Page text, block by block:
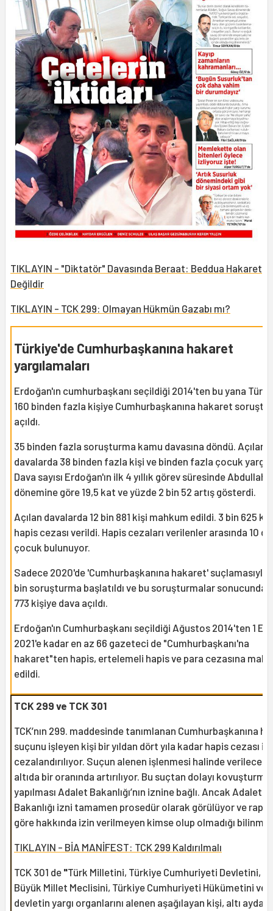
TIKLAYIN - "Diktatör" Davasında Beraat: Beddua Hakaret
Değildir
TIKLAYIN - TCK 299: Olmayan Hükmün Gazabı mı?
Türkiye'de Cumhurbaşkanına hakaret
yargılamaları
Erdoğan'ın cumhurbaşkanı seçildiği 2014'ten bu yana
160 binden fazla kişiye Cumhurbaşkanına hakaret
açıldı.
35 binden fazla soruşturma kamu davasına döndü. Açılan
davalarda 38 binden fazla kişi ve binden fazla çocuk
Dava sayısı Erdoğan'ın ilk 4 yıllık görev süresinde Abdullah
dönemine göre 19,5 kat ve yüzde 2 bin 52 artış gösterdi.
Açılan davalarda 12 bin 881 kişi mahkum edildi. 3 bin 625
hapis cezası verildi. Hapis cezaları verilenler arasında 10 da
çocuk bulunuyor.
Sadece 2020'de 'Cumhurbaşkanına hakaret' suçlamasıyla
bin soruşturma başlatıldı ve bu soruşturmalar sonucunda
773 kişiye dava açıldı.
Erdoğan'ın Cumhurbaşkanı seçildiği Ağustos 2014'ten 1
2021'e kadar en az 66 gazeteci de "Cumhurbaşkanı'na
hakaret"ten hapis, ertelemeli hapis ve para cezasına
edildi.
TCK 299 ve TCK 301
TCK’nın 299. maddesinde tanımlanan Cumhurbaşkanına
suçunu işleyen kişi bir yıldan dört yıla kadar hapis cezası ile
cezalandırılıyor. Suçun alenen işlenmesi halinde verilecek
altıda bir oranında artırılıyor. Bu suçtan dolayı kovuşturma
yapılması Adalet Bakanlığı’nın iznine bağlı. Ancak Adalet
Bakanlığı izni tamamen prosedür olarak görülüyor ve
göre hakkında izin verilmeyen kimse olup olmadığı
TIKLAYIN - BİA MANİFEST: TCK 299 Kaldırılmalı
TCK 301 de "Türk Milletini, Türkiye Cumhuriyeti Devletini,
Büyük Millet Meclisini, Türkiye Cumhuriyeti Hükümetini ve
devletin yargı organlarını alenen aşağılayan kişi, altı aydan